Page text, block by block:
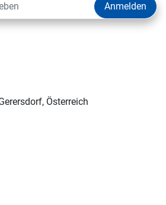
Anmelden
Österreich